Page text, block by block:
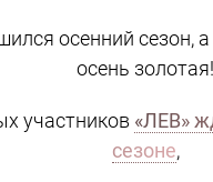
осенний сезон,
осень золотая!
участников «ЛЕВ»
сезоне,